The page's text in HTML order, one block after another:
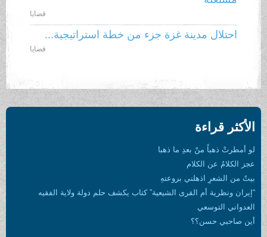
قضايا
احتلال مدينة غزة جزء من خطة استراتيجية...
قضايا
الأكثر قراءة
لو أمطرتْ ذهباً منْ بعدِ ما ذهبا
عجز الكلامُ عن الكلام
بيتٌ من الشعرِ اذهلني بروعتهِ
“إيران ونظرية أم القرى الشيعية” كتاب يكشف حلم دولة ولاية الفقيه
العدواني التوسعي
أين صاحبي حسن؟؟